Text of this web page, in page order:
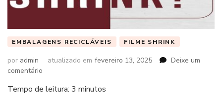
EMBALAGENS RECICLÁVEIS FILME SHRINK
por admin atualizado em fevereiro 13, 2025
Deixe um
comentário
Tempo de leitura: 3 minutos